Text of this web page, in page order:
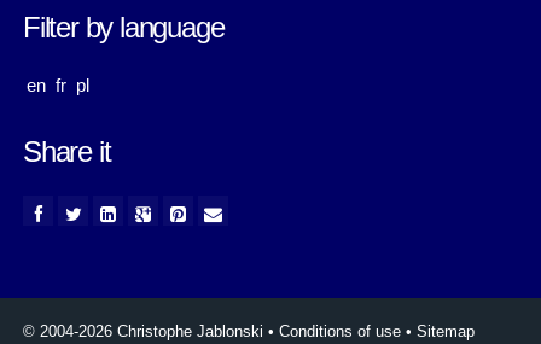
Filter by language
en fr pl
Share it
© 2004-2026 Christophe Jablonski • Conditions of use • Sitemap